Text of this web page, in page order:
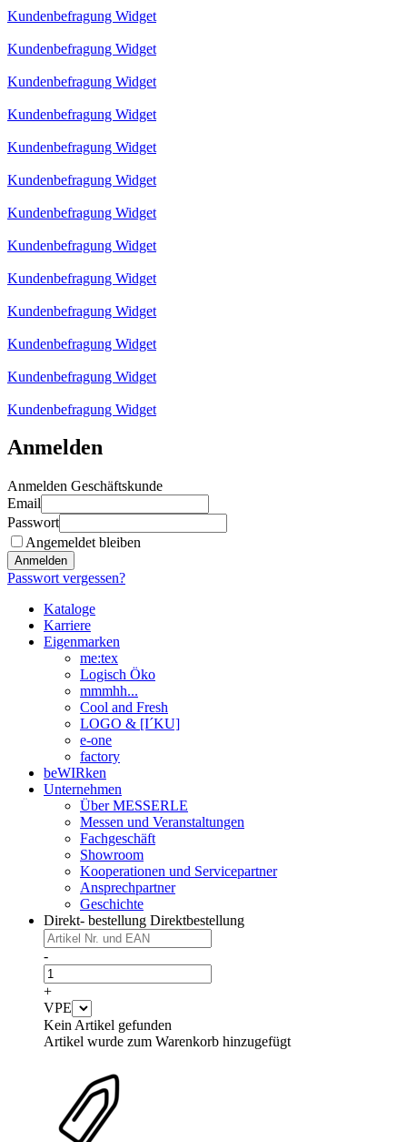
Kundenbefragung Widget
Kundenbefragung Widget
Kundenbefragung Widget
Kundenbefragung Widget
Kundenbefragung Widget
Kundenbefragung Widget
Kundenbefragung Widget
Kundenbefragung Widget
Kundenbefragung Widget
Kundenbefragung Widget
Kundenbefragung Widget
Kundenbefragung Widget
Kundenbefragung Widget
Anmelden
Anmelden Geschäftskunde
Email
Passwort
Angemeldet bleiben
Anmelden
Passwort vergessen?
Kataloge
Karriere
Eigenmarken
me:tex
Logisch Öko
mmmhh...
Cool and Fresh
LOGO & [I´KU]
e-one
factory
beWIRken
Unternehmen
Über MESSERLE
Messen und Veranstaltungen
Fachgeschäft
Showroom
Kooperationen und Servicepartner
Ansprechpartner
Geschichte
Direkt- bestellung Direktbestellung
-
+
VPE
Kein Artikel gefunden
Artikel wurde zum Warenkorb hinzugefügt